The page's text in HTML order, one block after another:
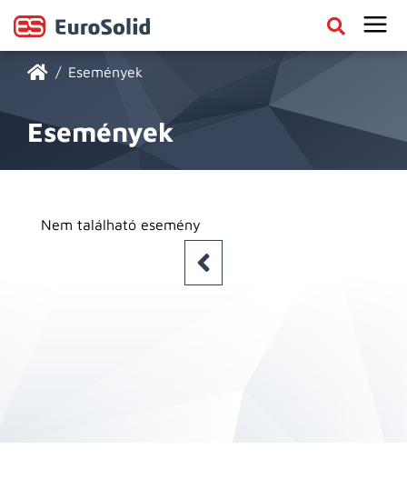
Események
Események
Nem található esemény